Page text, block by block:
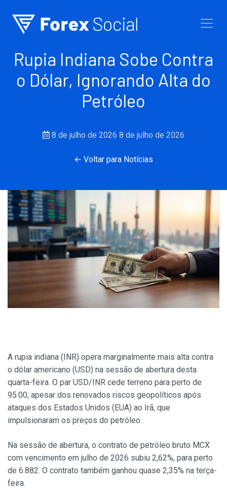
Rupia Indiana Sobe Contra
o Dólar, Ignorando Alta do
Petróleo
8 de julho de 2026 8 de julho de 2026
← Voltar para Notícias
A rupia indiana (INR) opera marginalmente mais alta contra
o dólar americano (USD) na sessão de abertura desta
quarta-feira. O par USD/INR cede terreno para perto de
95.00, apesar dos renovados riscos geopolíticos após
ataques dos Estados Unidos (EUA) ao Irã, que
impulsionaram os preços do petróleo.
Na sessão de abertura, o contrato de petróleo bruto MCX
com vencimento em julho de 2026 subiu 2,62%, para perto
de 6.882. O contrato também ganhou quase 2,35% na terça-
feira.